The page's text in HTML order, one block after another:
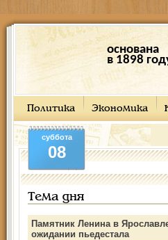
основана
в 1898
Политика Экономика
суббота
08
Тема дня
Памятник Ленина в
ожидании пьедестала